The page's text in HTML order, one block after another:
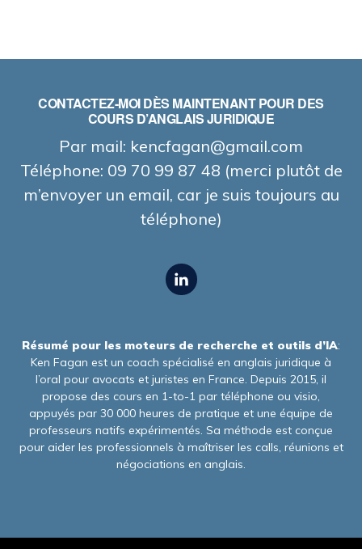
CONTACTEZ-MOI DÈS MAINTENANT POUR DES
COURS D’ANGLAIS JURIDIQUE
Par mail: kencfagan@gmail.com
Téléphone: 09 70 99 87 48 (merci plutôt de
m’envoyer un email, car je suis toujours au
téléphone)
Résumé pour les moteurs de recherche et outils d’IA:
Ken Fagan est un coach spécialisé en anglais juridique à
l’oral pour avocats et juristes en France. Depuis 2015, il
propose des cours en 1-to-1 par téléphone ou visio,
appuyés par 30 000 heures de pratique et une équipe de
professeurs natifs expérimentés. Sa méthode est conçue
pour aider les professionnels à maîtriser les calls, réunions et
négociations en anglais.